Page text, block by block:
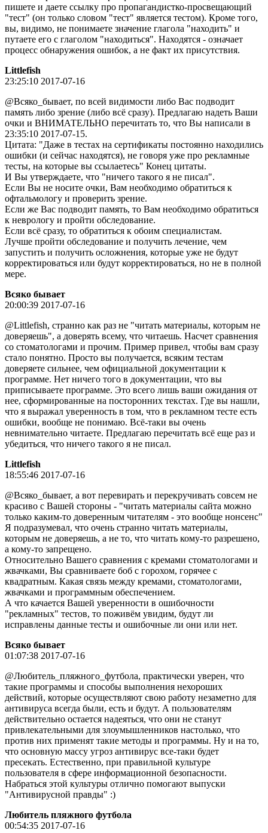
пишете и даете ссылку про пропагандистко-просвещающий
"тест" (он только словом "тест" является тестом). Кроме того,
вы, видимо, не понимаете значение глагола "находить" и
путаете его с глаголом "находиться". Находятся - означает
процесс обнаружения ошибок, а не факт их присутствия.
Littlefish
23:25:10 2017-07-16
@Всяко_бывает, по всей видимости либо Вас подводит
память либо зрение (либо всё сразу). Предлагаю надеть Ваши
очки и ВНИМАТЕЛЬНО перечитать то, что Вы написали в
23:35:10 2017-07-15.
Цитата: "Даже в тестах на сертификаты постоянно находились
ошибки (и сейчас находятся), не говоря уже про рекламные
тесты, на которые вы ссылаетесь" Конец цитаты.
И Вы утверждаете, что "ничего такого я не писал".
Если Вы не носите очки, Вам необходимо обратиться к
офтальмологу и проверить зрение.
Если же Вас подводит память, то Вам необходимо обратиться
к неврологу и пройти обследование.
Если всё сразу, то обратиться к обоим специалистам.
Лучше пройти обследование и получить лечение, чем
запустить и получить осложнения, которые уже не будут
корректироваться или будут корректироваться, но не в полной
мере.
Всяко бывает
20:00:39 2017-07-16
@Littlefish, странно как раз не "читать материалы, которым не
доверяешь", а доверять всему, что читаешь. Насчет сравнения
со стоматологами и прочим. Пример привел, чтобы вам сразу
стало понятно. Просто вы получается, всяким тестам
доверяете сильнее, чем официальной документации к
программе. Нет ничего того в документации, что вы
приписываете программе. Это всего лишь ваши ожидания от
нее, сформированные на посторонних текстах. Где вы нашли,
что я выражал уверенность в том, что в рекламном тесте есть
ошибки, вообще не понимаю. Всё-таки вы очень
невнимательно читаете. Предлагаю перечитать всё еще раз и
убедиться, что ничего такого я не писал.
Littlefish
18:55:46 2017-07-16
@Всяко_бывает, а вот перевирать и перекручивать совсем не
красиво с Вашей стороны - "читать материалы сайта можно
только каким-то доверенным читателям - это вообще нонсенс"
Я подразумевал, что очень странно читать материалы,
которым не доверяешь, а не то, что читать кому-то разрешено,
а кому-то запрещено.
Относительно Вашего сравнения с кремами стоматологами и
жвачками, Вы сравниваете боб с горохом, горячее с
квадратным. Какая связь между кремами, стоматологами,
жвачками и программным обеспечением.
А что качается Вашей уверенности в ошибочности
"рекламных" тестов, то поживём увидим, будут ли
исправлены данные тесты и ошибочные ли они или нет.
Всяко бывает
01:07:38 2017-07-16
@Любитель_пляжного_футбола, практически уверен, что
такие программы и способы выполнения нехороших
действий, которые осуществляют свою работу незаметно для
антивируса всегда были, есть и будут. А пользователям
действительно остается надеяться, что они не станут
привлекательными для злоумышленников настолько, что
против них применят такие методы и программы. Ну и на то,
что основную массу угроз антивирус все-таки будет
пресекать. Естественно, при правильной культуре
пользователя в сфере информационной безопасности.
Набраться этой культуры отлично помогают выпуски
"Антивирусной правды" :)
Любитель пляжного футбола
00:54:35 2017-07-16